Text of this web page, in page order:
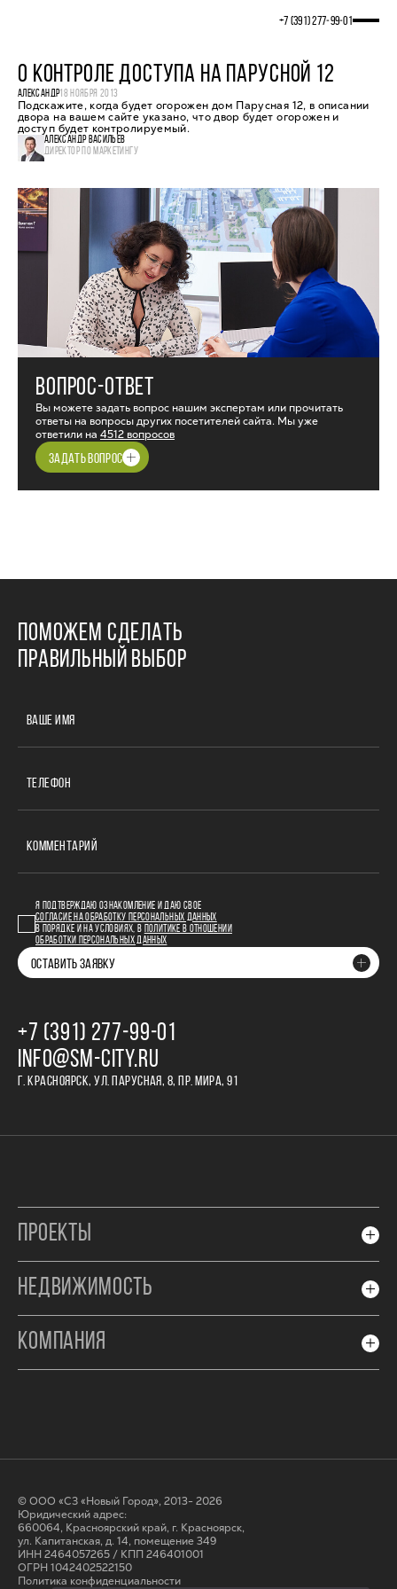
+7 (391) 277‒99‒01
О КОНТРОЛЕ ДОСТУПА НА ПАРУСНОЙ 12
АЛЕКСАНДР18 НОЯБРЯ 2013
Подскажите, когда будет огорожен дом Парусная 12, в описании
двора на вашем сайте указано, что двор будет огорожен и
доступ будет контролируемый.
АЛЕКСАНДР ВАСИЛЬЕВ
ДИРЕКТОР ПО МАРКЕТИНГУ
ВОПРОС-ОТВЕТ
Вы можете задать вопрос нашим экспертам или прочитать
ответы на вопросы других посетителей сайта. Мы уже
ответили на 4512 вопросов
ЗАДАТЬ ВОПРОС
ПОМОЖЕМ СДЕЛАТЬ
ПРАВИЛЬНЫЙ ВЫБОР
ВАШЕ ИМЯ
ТЕЛЕФОН
КОММЕНТАРИЙ
Я ПОДТВЕРЖДАЮ ОЗНАКОМЛЕНИЕ И ДАЮ СВОЕ
СОГЛАСИЕ НА ОБРАБОТКУ ПЕРСОНАЛЬНЫХ ДАННЫХ
В ПОРЯДКЕ И НА УСЛОВИЯХ, В
ПОЛИТИКЕ В ОТНОШЕНИИ
ОБРАБОТКИ ПЕРСОНАЛЬНЫХ ДАННЫХ
ОСТАВИТЬ ЗАЯВКУ
+7 (391) 277‒99‒01
INFO@SM-CITY.RU
Г. КРАСНОЯРСК, УЛ. ПАРУСНАЯ, 8, ПР. МИРА, 91
ПРОЕКТЫ
НЕДВИЖИМОСТЬ
КОМПАНИЯ
© ООО «СЗ «Новый Город», 2013- 2026
Юридический адрес:
660064, Красноярский край, г. Красноярск,
ул. Капитанская, д. 14, помещение 349
ИНН 2464057265 / КПП 246401001
ОГРН 1042402522150
Политика конфиденциальности